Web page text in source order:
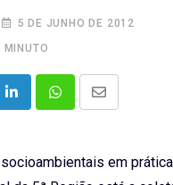
5 DE JUNHO DE 2012
MINUTO
LinkedInWhatsappShare
em prática